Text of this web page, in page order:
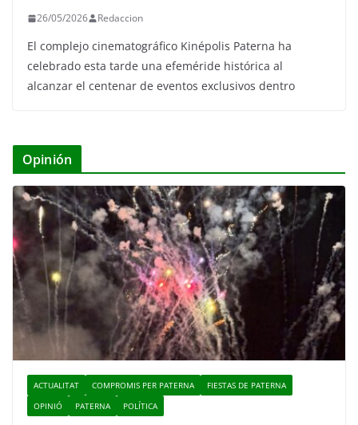
26/05/2026 Redaccion
El complejo cinematográfico Kinépolis Paterna ha
celebrado esta tarde una efeméride histórica al
alcanzar el centenar de eventos exclusivos dentro
Opinión
ACTUALITAT COMPROMIS PER PATERNA
FIESTAS DE PATERNA
OPINIÓ
PATERNA POLÍTICA